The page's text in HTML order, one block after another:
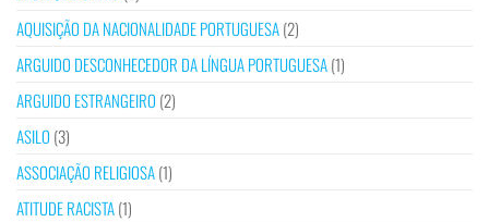
AQUISIÇÃO DA NACIONALIDADE PORTUGUESA(2)
ARGUIDO DESCONHECEDOR DA LÍNGUA PORTUGUESA(1)
ARGUIDO ESTRANGEIRO (2)
ASILO (3)
ASSOCIAÇÃO RELIGIOSA(1)
ATITUDE RACISTA(1)